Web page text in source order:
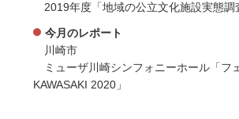
2019年度「地域の公立文化施設実態
今月のレポート
川崎市
ミューザ川崎シンフォニーホール「フ
KAWASAKI 2020」